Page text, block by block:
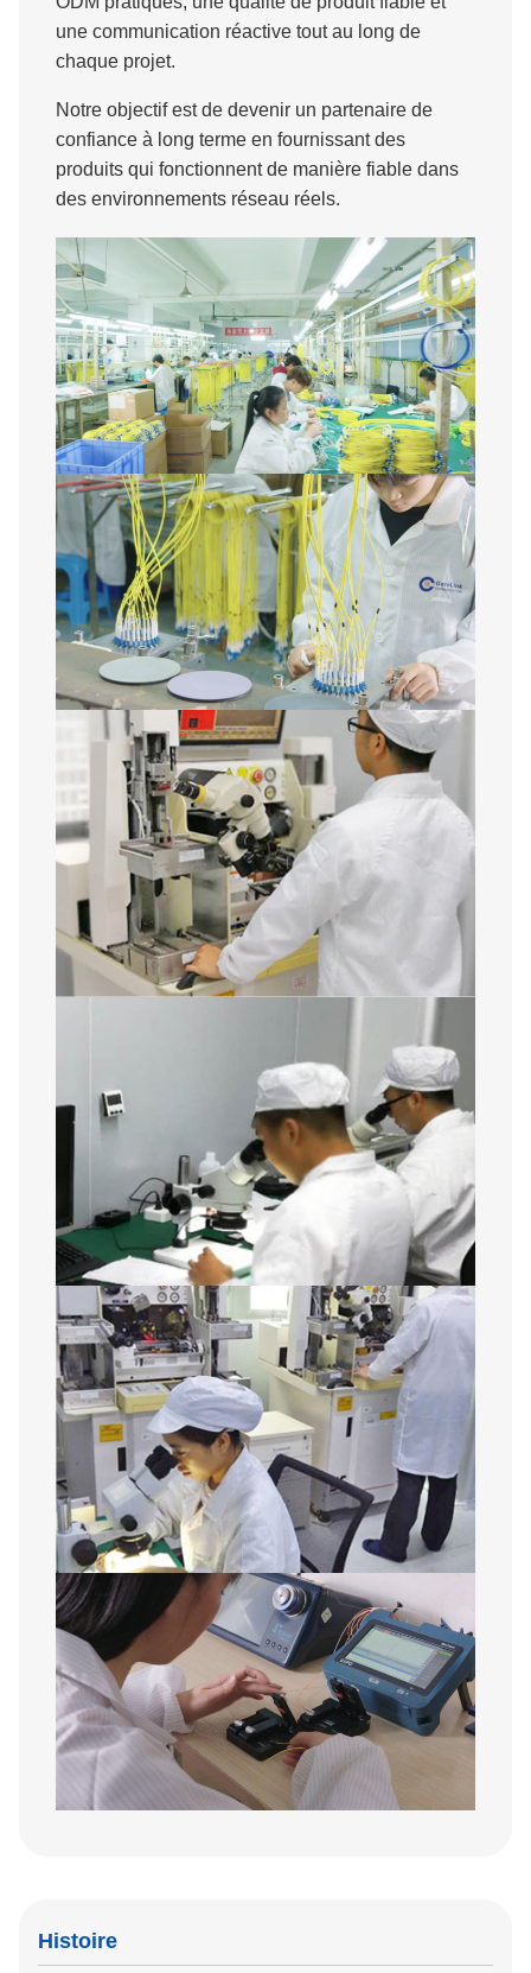
une communication réactive tout au long de
chaque projet.
Notre objectif est de devenir un partenaire de
confiance à long terme en fournissant des
produits qui fonctionnent de manière fiable dans
des environnements réseau réels.
Histoire